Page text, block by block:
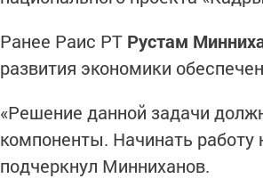
Ранее Раис РТ Рустам
развития экономики
«Решение данной задачи
компоненты. Начинать
подчеркнул Минниханов.